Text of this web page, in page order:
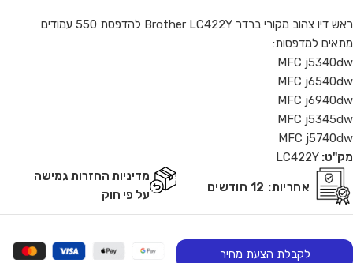
ראש דיו צהוב מקורי ברדר Brother LC422Y להדפסת 550 עמודים
מתאים למדפסות:
MFC j5340dw
MFC j6540dw
MFC j6940dw
MFC j5345dw
MFC j5740dw
מק"ט: LC422Y
אחריות: 12 חודשים
מדיניות החזרות גמישה
על פי חוק
לקבלת הצעת מחיר